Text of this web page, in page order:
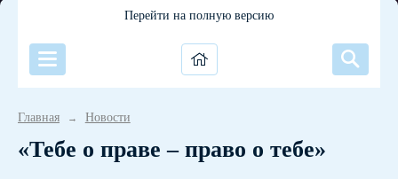
Перейти на полную версию
Главная → Новости
«Тебе о праве – право о тебе»